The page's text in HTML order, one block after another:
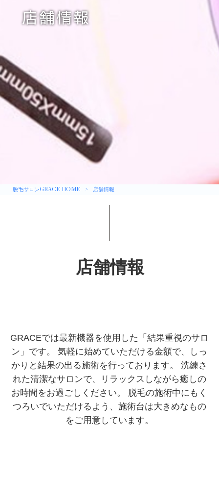
店舗情報
脱毛サロンGRACE HOME > 店舗情報
店舗情報
GRACEでは最新機器を使用した「結果重視のサロ
ン」です。
気軽に始めていただける金額で、しっ
かりと結果の出る施術を行っております。
洗練さ
れた清潔なサロンで、リラックスしながら癒しの
お時間をお過ごしください。
脱毛の施術中にもく
つろいでいただけるよう、施術台は大きめなもの
をご用意しています。